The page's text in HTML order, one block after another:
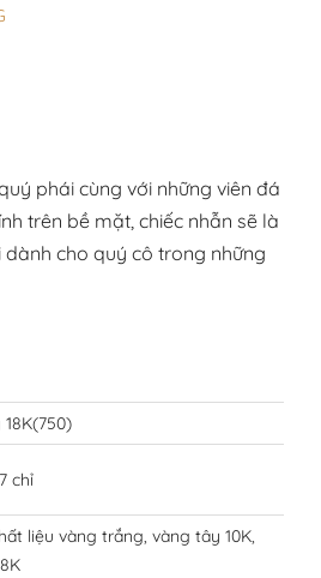
phái cùng với những viên đá
trên bề mặt, chiếc nhẫn sẽ là
cho quý cô trong những
chỉ
liệu vàng trắng, vàng tây 10K,